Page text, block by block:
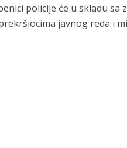
policije će u skladu
javnog reda i